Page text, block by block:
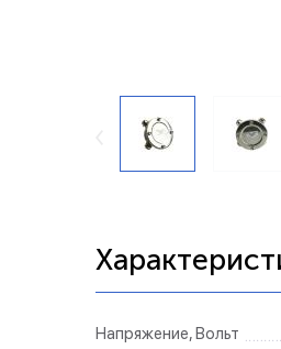
Напряжение, Вольт